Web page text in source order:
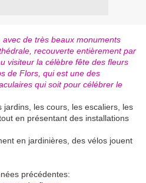
de très beaux monuments
recouverte entièrement par
visiteur la célèbre fête des fleurs
de Flors, qui est une des
qui soit pour célébrer le
jardins, les cours, les escaliers, les
en présentant des installations
en jardinières, des vélos jouent
précédentes: